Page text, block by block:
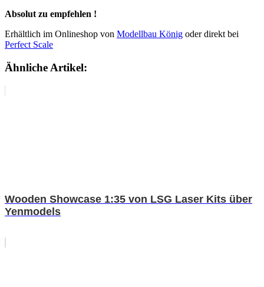
Absolut zu empfehlen !
Erhältlich im Onlineshop von Modellbau König oder direkt bei
Perfect Scale
Ähnliche Artikel:
Wooden Showcase 1:35 von LSG Laser Kits über
Yenmodels